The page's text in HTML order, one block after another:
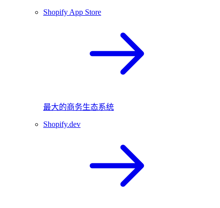
Shopify App Store
最大的商务生态系统
Shopify.dev